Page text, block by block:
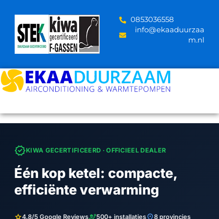
content
‪0853036558
info@ekaaduurzaa
m.nl
verifiedKIWA GECERTIFICEERD · OFFICIEEL DEALER
Één kop ketel: compacte,
efficiënte verwarming
star4.8/5 Google Reviewsengineering500+ installatieslocation_on8 provincies